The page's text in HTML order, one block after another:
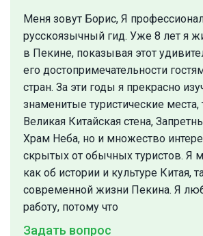
Меня зовут Борис, Я
русскоязычный гид. Уже 8 лет я
в Пекине, показывая этот
его достопримечательности
стран. За эти годы я прекрасно
знаменитые туристические места,
Великая Китайская стена,
Храм Неба, но и множество
скрытых от обычных туристов. Я
как об истории и культуре Китая,
современной жизни Пекина. Я
работу, потому что
Задать вопрос